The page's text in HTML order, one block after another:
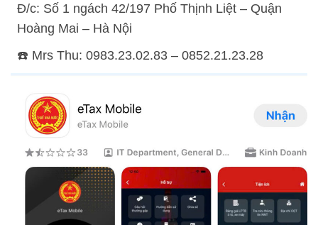
Đ/c: Số 1 ngách 42/197 Phố Thịnh Liệt – Quận
Hoàng Mai – Hà Nội
☎️ Mrs Thu: 0983.23.02.83 – 0852.21.23.28